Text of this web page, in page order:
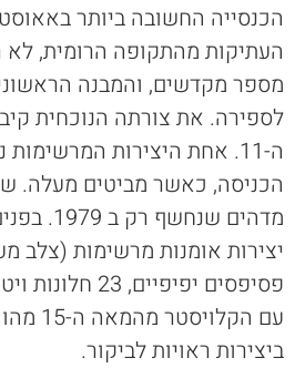
הכנסייה החשובה ביותר
העתיקות מהתקופה הרומית,
לספירה. את צורתה הנוכחית
ה-11. אחת היצירות
הכניסה, כאשר מביטים מעלה.
מדהים
פסיפסים
עם
ביצירות ראויות לביקור.